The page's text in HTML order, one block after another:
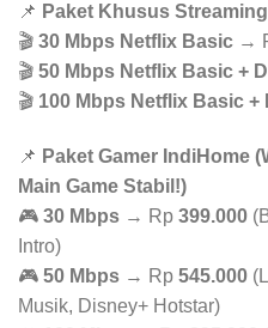
📌 Paket Khusus
🎬 30 Mbps Netflix Basic →
🎬 50 Mbps Netflix Basic +
🎬 100 Mbps Netflix Basic +
📌 Paket Gamer IndiHome
Main Game Stabil!)
🎮 30 Mbps → Rp 399.000
Intro)
🎮 50 Mbps → Rp 545.000
Musik, Disney+ Hotstar)